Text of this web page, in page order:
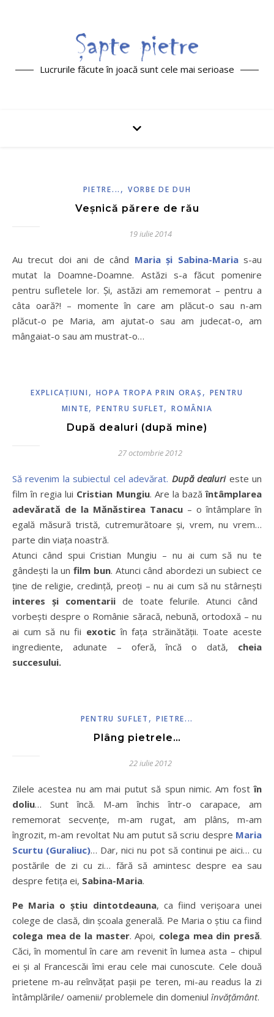
Lucrurile făcute în joacă sunt cele mai serioase
PIETRE... , VORBE DE DUH
Veșnică părere de rău
19 iulie 2014
Au trecut doi ani de când Maria și Sabina-Marias-au
mutat la Doamne-Doamne. Astăzi s-a făcut pomenire
pentru sufletele lor. Și, astăzi am rememorat – pentru a
câta oară?! – momente în care am plăcut-o sau n-am
plăcut-o pe Maria, am ajutat-o sau am judecat-o, am
mângaiat-o sau am mustrat-o…
EXPLICAŢIUNI , HOPA TROPA PRIN ORAŞ , PENTRU
MINTE,PENTRU SUFLET,ROMÂNIA
După dealuri (după mine)
27 octombrie 2012
Să revenim la subiectul cel adevărat. După dealurieste un
film în regia lui Cristian Mungiu. Are la bază întâmplarea
adevărată de la Mănăstirea Tanacu – o întâmplare în
egală măsură tristă, cutremurătoare și, vrem, nu vrem…
parte din viața noastră.
Atunci când spui Cristian Mungiu – nu ai cum să nu te
gândești la unfilm bun. Atunci când abordezi un subiect ce
ține de religie, credință, preoți – nu ai cum să nu stârnești
interes și comentariide toate felurile. Atunci când
vorbești despre o Românie săracă, nebună, ortodoxă – nu
ai cum să nu fii exotic în fața străinătății. Toate aceste
ingrediente, adunate – oferă, încă o dată, cheia
succesului.
PENTRU SUFLET , PIETRE...
Plâng pietrele…
22 iulie 2012
Zilele acestea nu am mai putut să spun nimic. Am fostîn
doliu… Sunt încă. M-am închis într-o carapace, am
rememorat secvenţe, m-am rugat, am plâns, m-am
îngrozit, m-am revoltat Nu am putut să scriu despre Maria
Scurtu (Guraliuc)… Dar, nici nu pot să continui pe aici… cu
postările de zi cu zi… fără să amintesc despre ea sau
despre fetiţa ei, Sabina-Maria.
Pe Maria o ştiu dintotdeauna, ca fiind verişoara unei
colege de clasă, din școala generală. Pe Maria o ştiu ca fiind
colega mea de la master. Apoi, colega mea din presă.
Căci, în momentul în care am revenit în lumea asta – chipul
ei şi al Francescăi îmi erau cele mai cunoscute. Cele două
prietene m-au reînvăţat paşii pe teren, mi-au readus la zi
întâmplările/ oamenii/ problemele din domeniul învăţământ.